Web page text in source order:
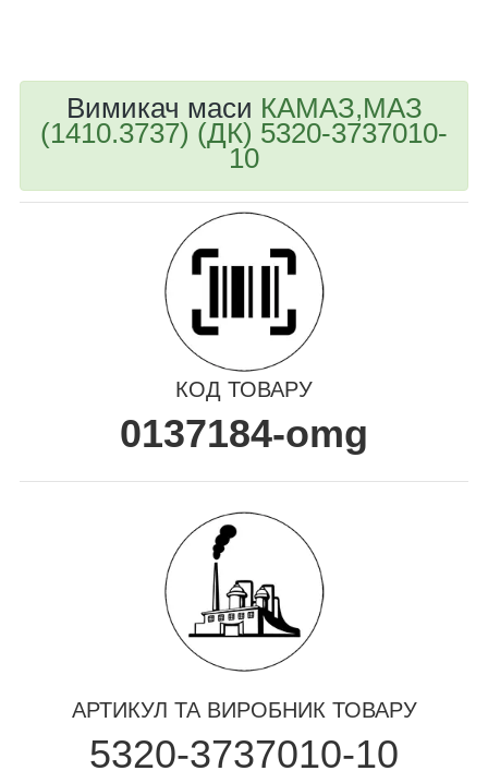
Вимикач маси КАМАЗ,МАЗ
(1410.3737) (ДК) 5320-3737010-
10
КОД ТОВАРУ
0137184-omg
АРТИКУЛ ТА ВИРОБНИК ТОВАРУ
5320-3737010-10